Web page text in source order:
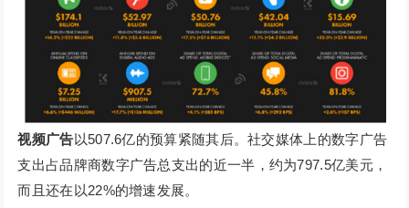
视频广告以507.6亿的预算紧随其后。社交媒体上的数字广告
支出占品牌商数字广告总支出的近一半，约为797.5亿美元，
而且还在以22%的增速发展。